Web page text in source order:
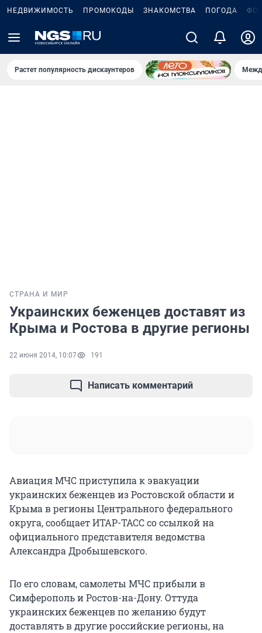
НЕДВИЖИМОСТЬ ПРОМОКОДЫ ЗНАКОМСТВА ПОГОДА
Растет популярность дискаунтеров
СТРАНА И МИР
Украинских беженцев доставят из
Крыма и Ростова в другие регионы
22 июня 2014, 10:07 191
Написать комментарий
Авиация МЧС приступила к эвакуации
украинских беженцев из Ростовской области и
Крыма в регионы Центрального федерального
округа, сообщает ИТАР-ТАСС со ссылкой на
официального представителя ведомства
Александра Дробышевского.
По его словам, самолеты МЧС прибыли в
Симферополь и Ростов-на-Дону. Оттуда
украинских беженцев по желанию будут
доставлять в другие российские регионы, на